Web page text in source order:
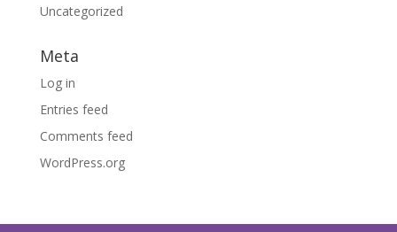
Uncategorized
Meta
Log in
Entries feed
Comments feed
WordPress.org